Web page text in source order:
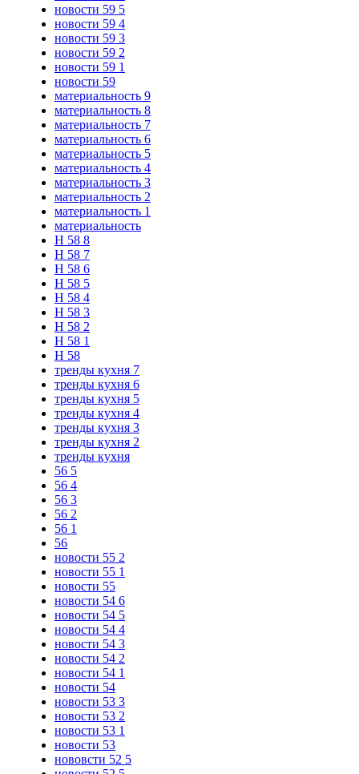
новости 59 5
новости 59 4
новости 59 3
новости 59 2
новости 59 1
новости 59
материальность 9
материальность 8
материальность 7
материальность 6
материальность 5
материальность 4
материальность 3
материальность 2
материальность 1
материальность
Н 58 8
Н 58 7
Н 58 6
Н 58 5
Н 58 4
Н 58 3
Н 58 2
Н 58 1
Н 58
тренды кухня 7
тренды кухня 6
тренды кухня 5
тренды кухня 4
тренды кухня 3
тренды кухня 2
тренды кухня
56 5
56 4
56 3
56 2
56 1
56
новости 55 2
новости 55 1
новости 55
новости 54 6
новости 54 5
новости 54 4
новости 54 3
новости 54 2
новости 54 1
новости 54
новости 53 3
новости 53 2
новости 53 1
новости 53
нововсти 52 5